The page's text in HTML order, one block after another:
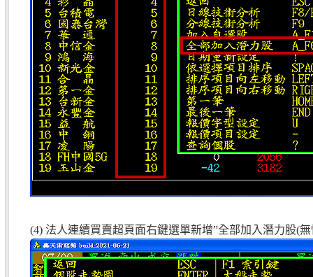
(4) 法人連續買賣超頁面右鍵選單新增”全部加入潛力股(